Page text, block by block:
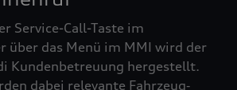
Service-Call-Taste im
über das Menü im MMI wird der
Kundenbetreuung hergestellt.
dabei relevante Fahrzeug‑